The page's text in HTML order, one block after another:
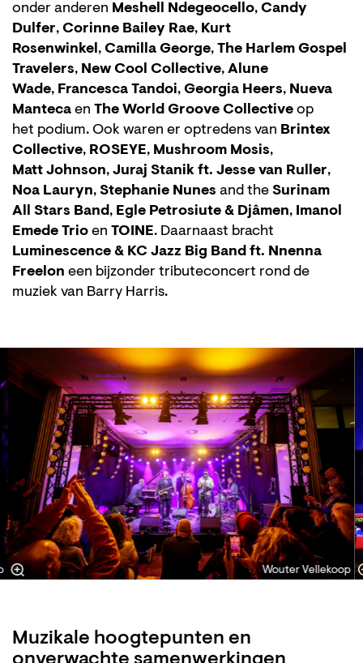
onder anderen Meshell Ndegeocello, Candy
Dulfer, Corinne Bailey Rae, Kurt
Rosenwinkel, Camilla George, The Harlem Gospel
Travelers, New Cool Collective, Alune
Wade, Francesca Tandoi, Georgia Heers, Nueva
Manteca en The World Groove Collective op
het podium. Ook waren er optredens van Brintex
Collective, ROSEYE, Mushroom Mosis,
Matt Johnson, Juraj Stanik ft. Jesse van Ruller,
Noa Lauryn, Stephanie Nunes and the Surinam
All Stars Band, Egle Petrosiute & Djâmen, Imanol
Emede Trio en TOINE. Daarnaast bracht
Luminescence & KC Jazz Big Band ft. Nnenna
Freelon een bijzonder tributeconcert rond de
muziek van Barry Harris.
Wouter Vellekoop
Muzikale hoogtepunten en